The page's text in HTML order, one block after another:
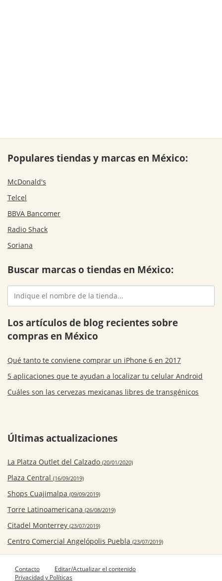
Populares tiendas y marcas en México:
McDonald's
Telcel
BBVA Bancomer
Radio Shack
Soriana
Buscar marcas o tiendas en México:
Los artículos de blog recientes sobre
compras en México
Qué tanto te conviene comprar un iPhone 6 en 2017
5 aplicaciones que te ayudan a localizar tu celular Android
Cuáles son las cervezas mexicanas libres de transgénicos
Últimas actualizaciones
La Platza Outlet del Calzado (20/01/2020)
Plaza Central (16/09/2019)
Shops Cuajimalpa (09/09/2019)
Torre Latinoamericana (26/08/2019)
Citadel Monterrey (23/07/2019)
Centro Comercial Angelópolis Puebla (23/07/2019)
Contacto
Editar/Actualizar el contenido
Privacidad y Políticas